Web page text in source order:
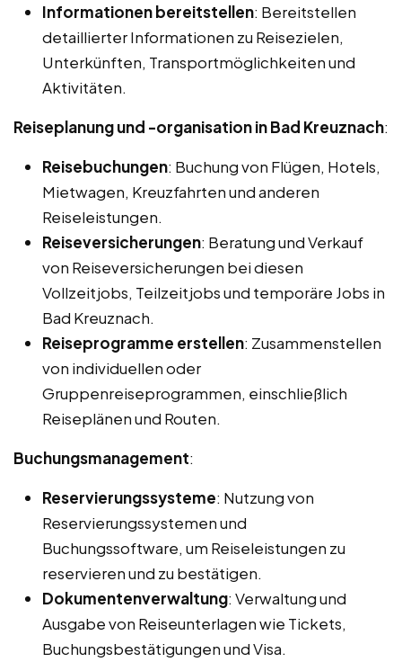
Informationen bereitstellen: Bereitstellen
detaillierter Informationen zu Reisezielen,
Unterkünften, Transportmöglichkeiten und
Aktivitäten.
Reiseplanung und -organisation in Bad Kreuznach:
Reisebuchungen: Buchung von Flügen, Hotels,
Mietwagen, Kreuzfahrten und anderen
Reiseleistungen.
Reiseversicherungen: Beratung und Verkauf
von Reiseversicherungen bei diesen
Vollzeitjobs, Teilzeitjobs und temporäre Jobs in
Bad Kreuznach.
Reiseprogramme erstellen: Zusammenstellen
von individuellen oder
Gruppenreiseprogrammen, einschließlich
Reiseplänen und Routen.
Buchungsmanagement:
Reservierungssysteme: Nutzung von
Reservierungssystemen und
Buchungssoftware, um Reiseleistungen zu
reservieren und zu bestätigen.
Dokumentenverwaltung: Verwaltung und
Ausgabe von Reiseunterlagen wie Tickets,
Buchungsbestätigungen und Visa.